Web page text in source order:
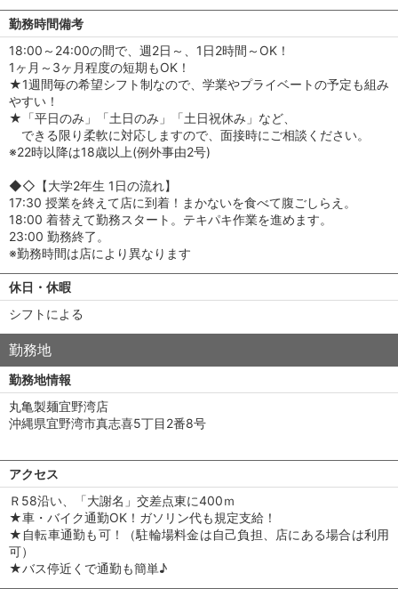
勤務時間備考
18:00～24:00の間で、週2日～、1日2時間～OK！
1ヶ月～3ヶ月程度の短期もOK！
★1週間毎の希望シフト制なので、学業やプライベートの予定も組み
やすい！
★「平日のみ」「土日のみ」「土日祝休み」など、
できる限り柔軟に対応しますので、面接時にご相談ください。
※22時以降は18歳以上(例外事由2号)
◆◇【大学2年生 1日の流れ】
17:30 授業を終えて店に到着！まかないを食べて腹ごしらえ。
18:00 着替えて勤務スタート。テキパキ作業を進めます。
23:00 勤務終了。
※勤務時間は店により異なります
休日・休暇
シフトによる
勤務地
勤務地情報
丸亀製麺宜野湾店
沖縄県宜野湾市真志喜5丁目2番8号
アクセス
Ｒ58沿い、「大謝名」交差点東に400ｍ
★車・バイク通勤OK！ガソリン代も規定支給！
★自転車通勤も可！（駐輪場料金は自己負担、店にある場合は利用
可）
★バス停近くで通勤も簡単♪